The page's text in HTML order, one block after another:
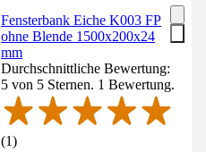
Fensterbank Eiche K003 FP
ohne Blende 1500x200x24
mm
Durchschnittliche Bewertung:
5 von 5 Sternen. 1 Bewertung.
(1)